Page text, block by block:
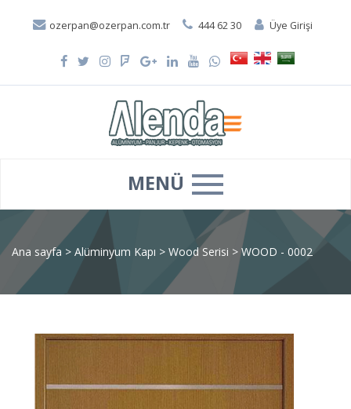
ozerpan@ozerpan.com.tr 444 62 30 Üye Girişi
MENÜ
Ana sayfa > Alüminyum Kapı > Wood Serisi >WOOD - 0002